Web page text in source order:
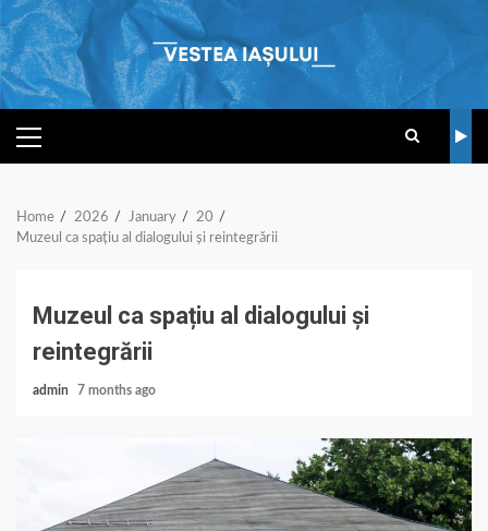
Skip
to
content
PRIMARY
MENU
Home 2026 January
20
Muzeul ca spațiu al dialogului și reintegrării
Muzeul ca spațiu al dialogului și
reintegrării
admin 7 months ago